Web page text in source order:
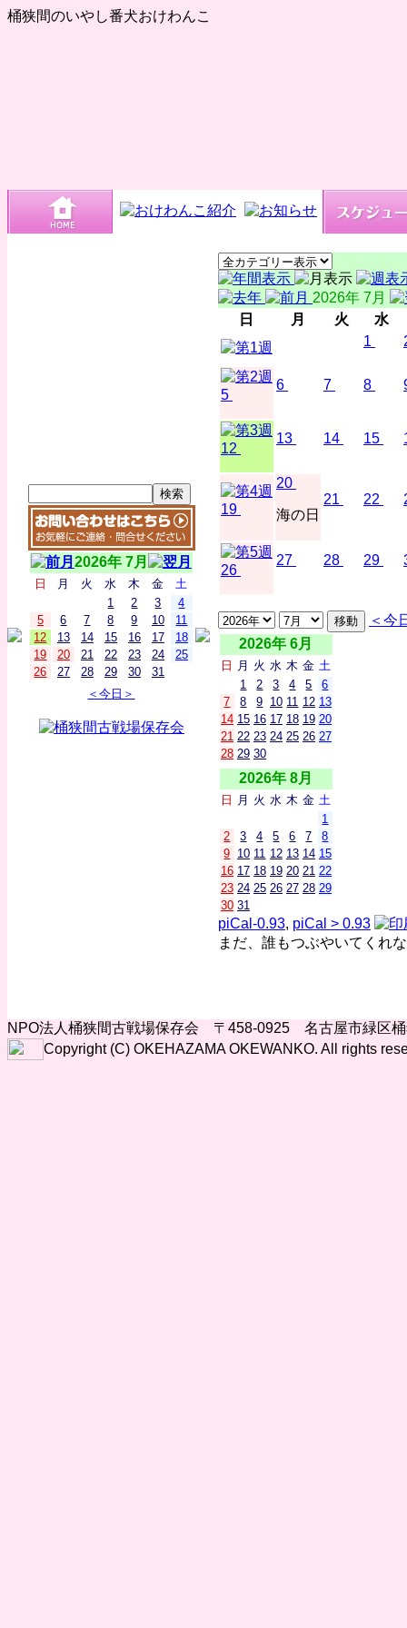
桶狭間のいやし番犬おけわんこ
2026年 7月
日 月 火 水 木 金
土
1
2 3
4
5
6 7 8 9 10
11
12
13 14 15 16 17
18
19
20 21 22 23 24
25
26
27 28 29 30
31
＜今日＞
2026年 7月
日
月 火
水
1
5
6 7 8
12
13 14 15
19
20
海の日
21 22
26
27 28 29
＜今
2026年 6月
日 月 火 水 木 金 土
1
2 3 4 5
6
7
8 9 10 11 12 13
14 15 16 17 18 19 20
21 22 23 24 25 26 27
28 29 30
2026年 8月
日 月 火 水 木 金 土
1
2
3 4 5 6 7
8
9 10 11 12 13 14 15
16 17 18 19 20 21 22
23 24 25 26 27 28 29
30 31
piCal-0.93, piCal > 0.93
まだ、誰もつぶやいてくれ
NPO法人桶狭間古戦場保存会 〒458-0925 名古屋市緑区桶
Copyright (C) OKEHAZAMA OKEWANKO. All rights